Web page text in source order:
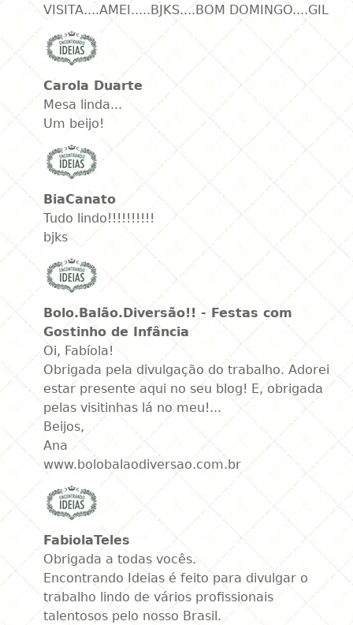
VISITA....AMEI.....BJKS....BOM DOMINGO....GIL
Carola Duarte
Mesa linda...
Um beijo!
BiaCanato
Tudo lindo!!!!!!!!!!
bjks
Bolo.Balão.Diversão!! - Festas com
Gostinho de Infância
Oi, Fabíola!
Obrigada pela divulgação do trabalho. Adorei
estar presente aqui no seu blog! E, obrigada
pelas visitinhas lá no meu!...
Beijos,
Ana
www.bolobalaodiversao.com.br
FabiolaTeles
Obrigada a todas vocês.
Encontrando Ideias é feito para divulgar o
trabalho lindo de vários profissionais
talentosos pelo nosso Brasil.